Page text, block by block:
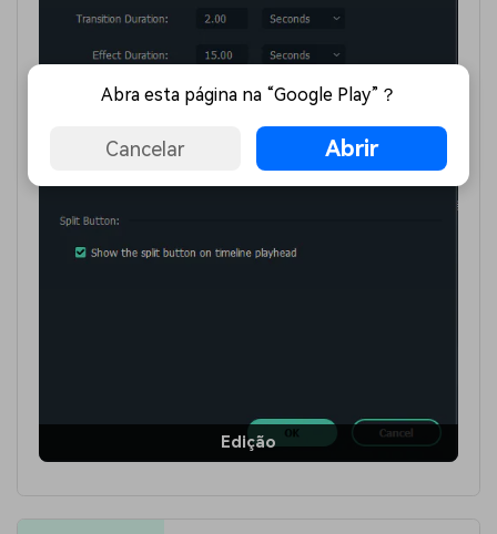
Edição
Abra esta página na “Google Play”？
Cancelar Abrir